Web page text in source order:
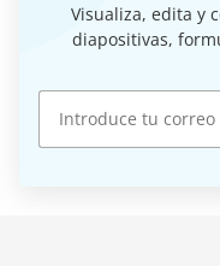
Visualiza, edita y
diapositivas,